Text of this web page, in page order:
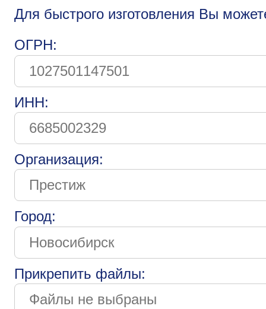
Для быстрого изготовления Вы
ОГРН:
ИНН:
Организация:
Город:
Прикрепить файлы: